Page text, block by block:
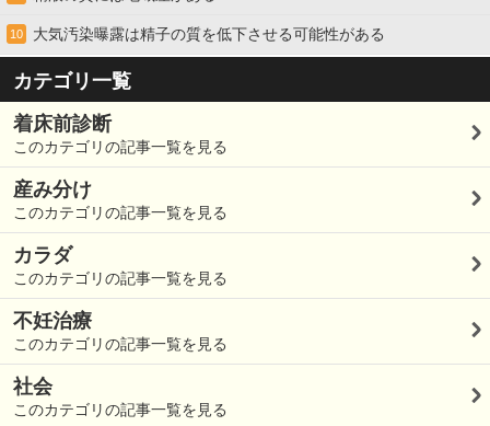
10 大気汚染曝露は精子の質を低下させる可能性がある
カテゴリ一覧
着床前診断
このカテゴリの記事一覧を見る
産み分け
このカテゴリの記事一覧を見る
カラダ
このカテゴリの記事一覧を見る
不妊治療
このカテゴリの記事一覧を見る
社会
このカテゴリの記事一覧を見る